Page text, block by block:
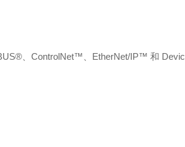
、ControlNet™、EtherNet/IP™ 和